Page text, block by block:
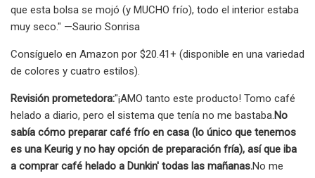
que esta bolsa se mojó (y MUCHO frío), todo el interior estaba
muy seco." —Saurio Sonrisa
Consíguelo en Amazon por $20.41+ (disponible en una variedad
de colores y cuatro estilos).
Revisión prometedora:"¡AMO tanto este producto! Tomo café
helado a diario, pero el sistema que tenía no me bastaba.No
sabía cómo preparar café frío en casa (lo único que tenemos
es una Keurig y no hay opción de preparación fría), así que iba
a comprar café helado a Dunkin' todas las mañanas.No me